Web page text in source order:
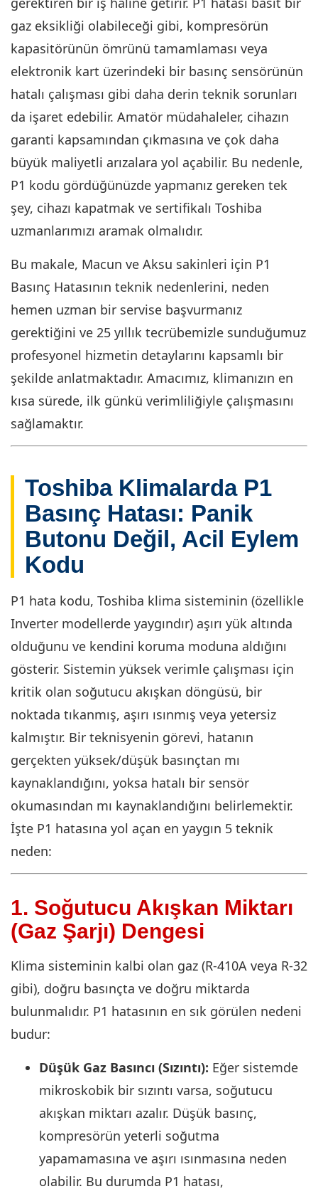
gaz eksikliği olabileceği gibi, kompresörün
kapasitörünün ömrünü tamamlaması veya
elektronik kart üzerindeki bir basınç sensörünün
hatalı çalışması gibi daha derin teknik sorunları
da işaret edebilir. Amatör müdahaleler, cihazın
garanti kapsamından çıkmasına ve çok daha
büyük maliyetli arızalara yol açabilir. Bu nedenle,
P1 kodu gördüğünüzde yapmanız gereken tek
şey, cihazı kapatmak ve sertifikalı Toshiba
uzmanlarımızı aramak olmalıdır.
Bu makale, Macun ve Aksu sakinleri için P1
Basınç Hatasının teknik nedenlerini, neden
hemen uzman bir servise başvurmanız
gerektiğini ve 25 yıllık tecrübemizle sunduğumuz
profesyonel hizmetin detaylarını kapsamlı bir
şekilde anlatmaktadır. Amacımız, klimanızın en
kısa sürede, ilk günkü verimliliğiyle çalışmasını
sağlamaktır.
Toshiba Klimalarda P1
Basınç Hatası: Panik
Butonu Değil, Acil Eylem
Kodu
P1 hata kodu, Toshiba klima sisteminin (özellikle
Inverter modellerde yaygındır) aşırı yük altında
olduğunu ve kendini koruma moduna aldığını
gösterir. Sistemin yüksek verimle çalışması için
kritik olan soğutucu akışkan döngüsü, bir
noktada tıkanmış, aşırı ısınmış veya yetersiz
kalmıştır. Bir teknisyenin görevi, hatanın
gerçekten yüksek/düşük basınçtan mı
kaynaklandığını, yoksa hatalı bir sensör
okumasından mı kaynaklandığını belirlemektir.
İşte P1 hatasına yol açan en yaygın 5 teknik
neden:
1. Soğutucu Akışkan Miktarı
(Gaz Şarjı) Dengesi
Klima sisteminin kalbi olan gaz (R-410A veya R-32
gibi), doğru basınçta ve doğru miktarda
bulunmalıdır. P1 hatasının en sık görülen nedeni
budur:
Düşük Gaz Basıncı (Sızıntı): Eğer sistemde
mikroskobik bir sızıntı varsa, soğutucu
akışkan miktarı azalır. Düşük basınç,
kompresörün yeterli soğutma
yapamamasına ve aşırı ısınmasına neden
olabilir. Bu durumda P1 hatası,